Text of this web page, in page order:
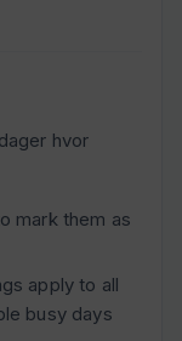
hvor
mark them as
apply to all
busy days